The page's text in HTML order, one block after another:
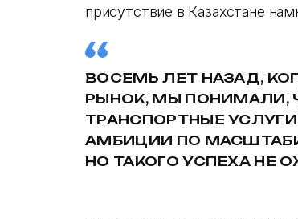
присутствие в Казахстане
ВОСЕМЬ ЛЕТ НАЗАД,
РЫНОК, МЫ ПОНИМАЛИ,
ТРАНСПОРТНЫЕ
АМБИЦИИ ПО
НО ТАКОГО УСПЕХА НЕ